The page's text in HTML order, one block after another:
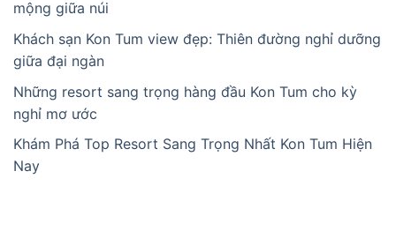
mộng giữa núi
Khách sạn Kon Tum view đẹp: Thiên đường nghỉ dưỡng
giữa đại ngàn
Những resort sang trọng hàng đầu Kon Tum cho kỳ
nghỉ mơ ước
Khám Phá Top Resort Sang Trọng Nhất Kon Tum Hiện
Nay